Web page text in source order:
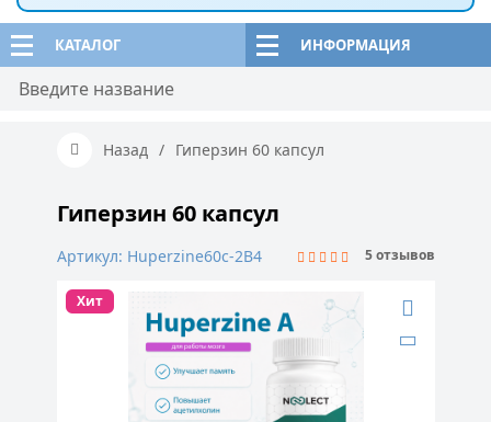
КАТАЛОГ ИНФОРМАЦИЯ
Назад / Гиперзин 60 капсул
Гиперзин 60 капсул
Артикул: Huperzine60c-2B4 5 отзывов
Хит